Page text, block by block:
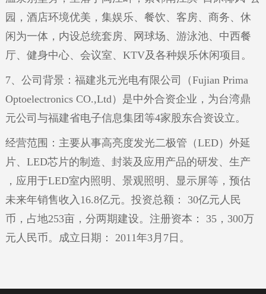
园，酒店环境优美，集娱乐、餐饮、客房、商务、休
闲为一体，内设总统套房、网球场、游泳池、中西餐
厅、健身中心、会议室、KTV及各种娱乐休闲项目。
7、公司背景：福建兆元光电有限公司（Fujian Prima
Optoelectronics CO.,Ltd）是中外合资企业，为台湾鼎
元公司与福建省电子信息集团等4家股东合资设立。
经营范围：主要从事高亮度发光二极管（LED）外延
片、LED芯片的制造、封装及应用产品的研发、生产
，应用于LED室内照明、景观照明、显示屏等，预估
未来年销售收入16.8亿元。投资总额： 30亿元人民
币，占地253亩，分两期建设。注册资本： 35，300万
元人民币。成立日期： 2011年3月7日。